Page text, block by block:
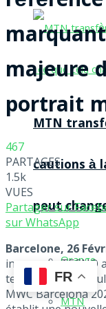
MTN
cautions à
peut
Orange
MTN
majeure
portrait
467
PARTAGES
1.5k
VUES
Partager sur
sur WhatsApp
Barcelone, 26
innovante TECNO
technologie de
MWC Barcelona
FR